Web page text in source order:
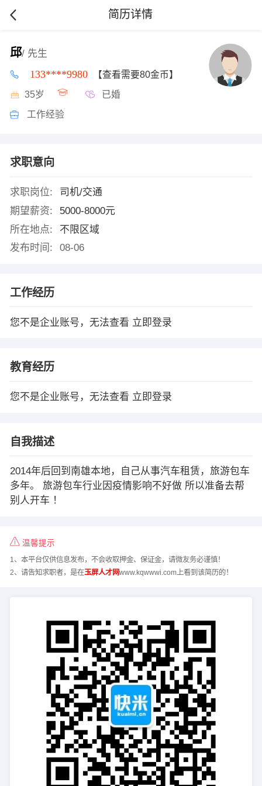
简历详情
邱/ 先生
133****9980 【查看需要80金币】
35岁 已婚
工作经验
求职意向
求职岗位:
司机/交通
期望薪资:
5000-8000元
所在地点:
不限区域
发布时间:
08-06
工作经历
您不是企业账号，无法查看 立即登录
教育经历
您不是企业账号，无法查看 立即登录
自我描述
2014年后回到南雄本地，自己从事汽车租赁，旅游包车
多年。 旅游包车行业因疫情影响不好做 所以准备去帮
别人开车 ！
温馨提示
1、本平台仅供信息发布，不会收取押金、保证金，请微友务必谨慎！
2、请告知求职者，是在玉屏人才网www.kqwwwi.com上看到该简历的！